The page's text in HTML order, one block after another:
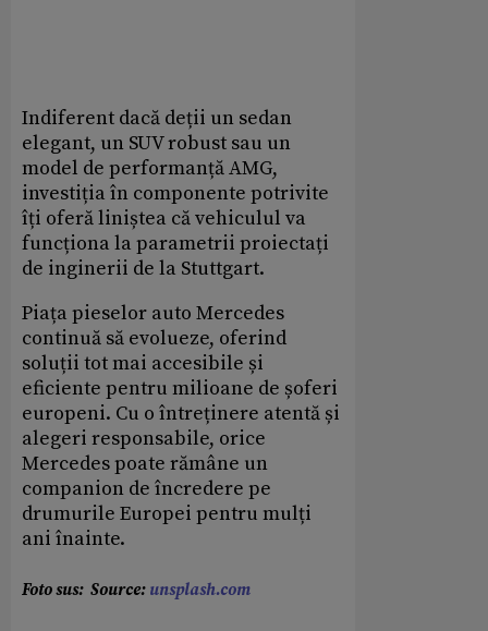
Indiferent dacă deții un sedan
elegant, un SUV robust sau un
model de performanță AMG,
investiția în componente potrivite
îți oferă liniștea că vehiculul va
funcționa la parametrii proiectați
de inginerii de la Stuttgart.
Piața pieselor auto Mercedes
continuă să evolueze, oferind
soluții tot mai accesibile și
eficiente pentru milioane de șoferi
europeni. Cu o întreținere atentă și
alegeri responsabile, orice
Mercedes poate rămâne un
companion de încredere pe
drumurile Europei pentru mulți
ani înainte.
Foto sus: Source: unsplash.com